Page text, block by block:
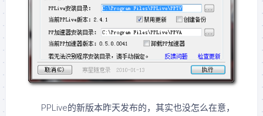
PPLive的新版本昨天发布的，其实也没怎么在意，